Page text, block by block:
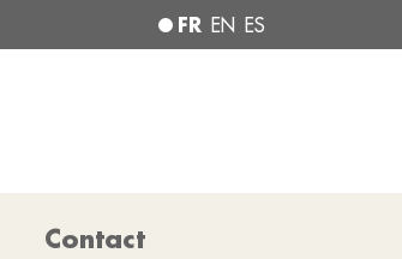
FR EN ES
Contact